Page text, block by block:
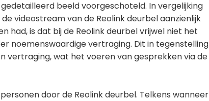
beeld voorgeschoteld. In vergelijking
videostream van de Reolink deurbel aanzienlijk
had, is dat bij de Reolink deurbel vrijwel niet het
noemenswaardige vertraging. Dit in tegenstelling
vertraging, wat het voeren van gesprekken via de
door de Reolink deurbel. Telkens wanneer